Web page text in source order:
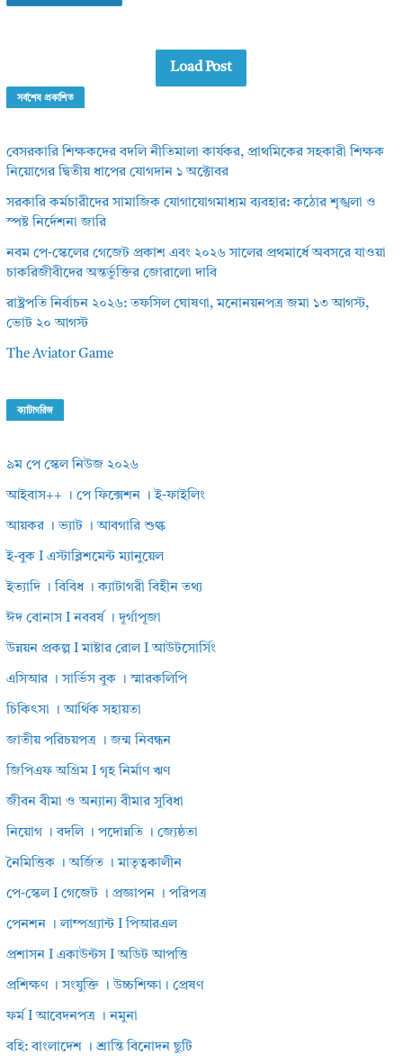
Load Post
সর্বশেষ প্রকাশিত
বেসরকারি শিক্ষকদের বদলি নীতিমালা কার্যকর, প্রাথমিকের সহকারী শিক্ষক
নিয়োগের দ্বিতীয় ধাপের যোগদান ১ অক্টোবর
সরকারি কর্মচারীদের সামাজিক যোগাযোগমাধ্যম ব্যবহার: কঠোর শৃঙ্খলা ও
স্পষ্ট নির্দেশনা জারি
নবম পে-স্কেলের গেজেট প্রকাশ এবং ২০২৬ সালের প্রথমার্ধে অবসরে যাওয়া
চাকরিজীবীদের অন্তর্ভুক্তির জোরালো দাবি
রাষ্ট্রপতি নির্বাচন ২০২৬: তফসিল ঘোষণা, মনোনয়নপত্র জমা ১৩ আগস্ট,
ভোট ২০ আগস্ট
The Aviator Game
ক্যাটাগরিজ
৯ম পে স্কেল নিউজ ২০২৬
আইবাস++ । পে ফিক্সেশন । ই-ফাইলিং
আয়কর । ভ্যাট । আবগারি শুল্ক
ই-বুক I এস্টাব্লিশমেন্ট ম্যানুয়েল
ইত্যাদি । বিবিধ । ক্যাটাগরী বিহীন তথ্য
ঈদ বোনাস I নববর্ষ । দূর্গাপূজা
উন্নয়ন প্রকল্প I মাষ্টার রোল I আউটসোর্সিং
এসিআর । সার্ভিস বুক । স্মারকলিপি
চিকিৎসা । আর্থিক সহায়তা
জাতীয় পরিচয়পত্র । জন্ম নিবন্ধন
জিপিএফ অগ্রিম I গৃহ নির্মাণ ঋণ
জীবন বীমা ও অন্যান্য বীমার সুবিধা
নিয়োগ । বদলি । পদোন্নতি । জ্যেষ্ঠতা
নৈমিত্তিক । অর্জিত । মাতৃত্বকালীন
পে-স্কেল I গেজেট । প্রজ্ঞাপন । পরিপত্র
পেনশন । লাম্পগ্র্যান্ট I পিআরএল
প্রশাসন I একাউন্টস I অডিট আপত্তি
প্রশিক্ষণ । সংযুক্তি । উচ্চশিক্ষা। প্রেষণ
ফর্ম I আবেদনপত্র । নমুনা
বহি: বাংলাদেশ । শ্রান্তি বিনোদন ছুটি